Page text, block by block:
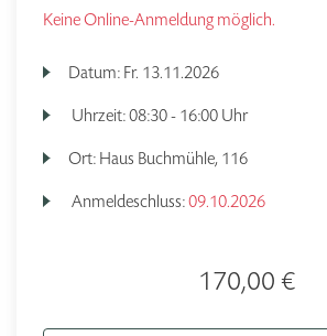
Keine Online-Anmeldung möglich.
Datum: Fr. 13.11.2026
Uhrzeit:08:30 - 16:00 Uhr
Ort: Haus Buchmühle, 116
Anmeldeschluss:09.10.2026
170,00 €